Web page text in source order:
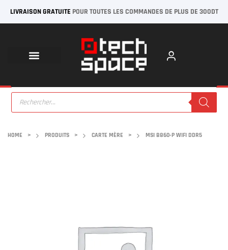
LIVRAISON GRATUITE POUR TOUTES LES COMMANDES DE PLUS DE 300DT
HOME > PRODUITS > CARTE MÈRE > MSI B860-P WIFI DDR5